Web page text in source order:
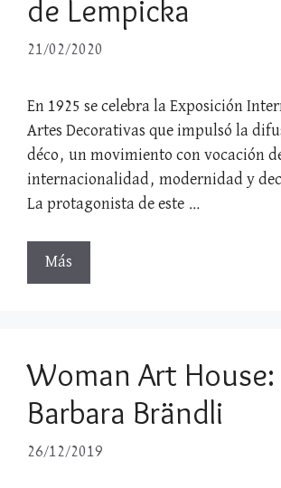
de Lempicka
21/02/2020
En 1925 se celebra la Exposición
Artes Decorativas que impulsó la
déco, un movimiento con vocación
internacionalidad, modernidad y
La protagonista de este …
Más
Woman Art House:
Barbara Brändli
26/12/2019